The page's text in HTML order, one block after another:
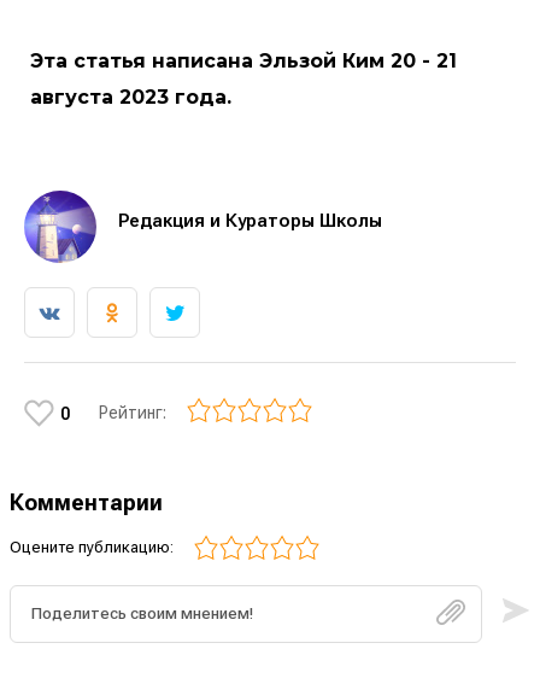
Эта статья написана Эльзой Ким 20 - 21
августа 2023 года.
Редакция и Кураторы Школы
0 Рейтинг:
Комментарии
Оцените публикацию: